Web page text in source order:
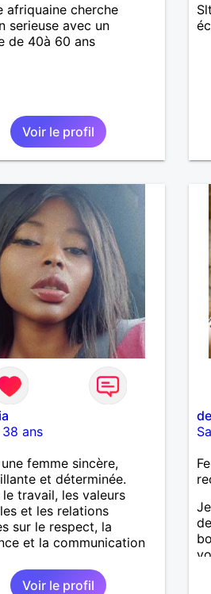
afriquaine cherche
serieuse avec un
de 40à 60 ans
Voir le profil
38 ans
femme sincère,
et déterminée.
travail, les valeurs
et les relations
sur le respect, la
et la communication
Voir le profil